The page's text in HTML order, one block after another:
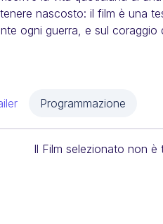
nascosto: il film è una
ogni guerra, e sul
Programmazione
Il Film selezionato non